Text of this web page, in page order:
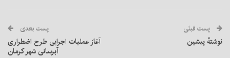
پست قبلی
نوشتهٔ پیشین
پست بعدی
آغاز عملیات اجرایی طرح اضطراری
آبرسانی شهر کرمان